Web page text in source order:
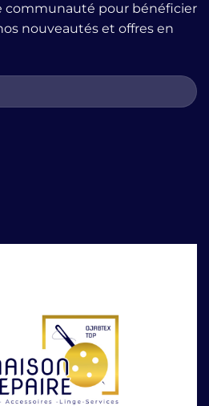
le
confort
garde-
robe
?
communauté pour bénéficier
nouveautés et offres en